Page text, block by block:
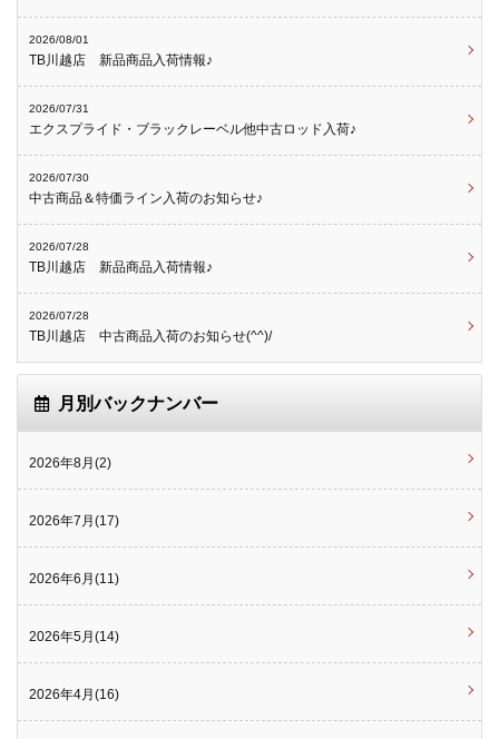
2026/08/01
TB川越店 新品商品入荷情報♪
2026/07/31
エクスプライド・ブラックレーベル他中古ロッド入荷♪
2026/07/30
中古商品＆特価ライン入荷のお知らせ♪
2026/07/28
TB川越店 新品商品入荷情報♪
2026/07/28
TB川越店 中古商品入荷のお知らせ(^^)/
月別バックナンバー
2026年8月(2)
2026年7月(17)
2026年6月(11)
2026年5月(14)
2026年4月(16)